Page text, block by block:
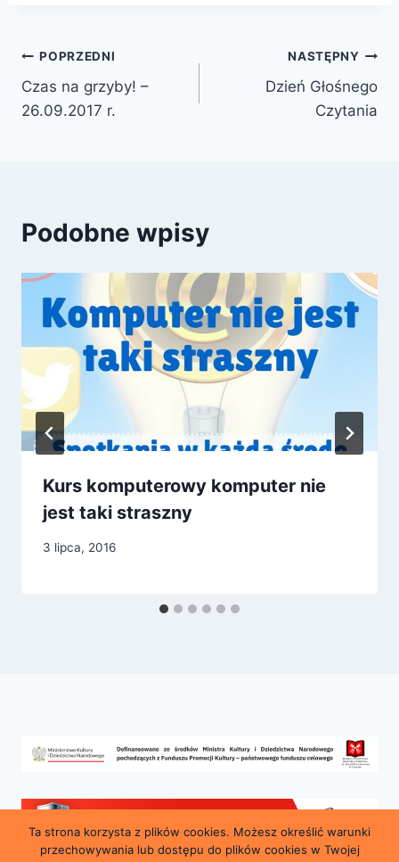
Nawigacja
wpisu
POPRZEDNI
Czas na grzyby! –
26.09.2017 r.
NASTĘPNY
Dzień Głośnego
Czytania
Podobne wpisy
Kurs komputerowy komputer nie
jest taki straszny
3 lipca, 2016
Ta strona korzysta z plików cookies. Możesz określić warunki
przechowywania lub dostępu do plików cookies w Twojej